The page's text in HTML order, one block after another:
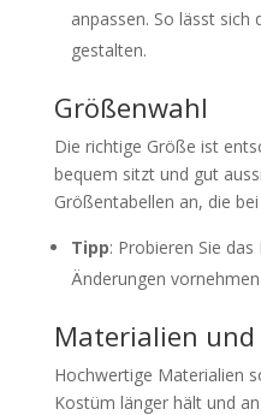
anpassen. So lässt sich
gestalten.
Größenwahl
Die richtige Größe ist
bequem sitzt und gut
Größentabellen an, die
Tipp: Probieren Sie
Änderungen
Materialien
Hochwertige Materialien
Kostüm länger hält und